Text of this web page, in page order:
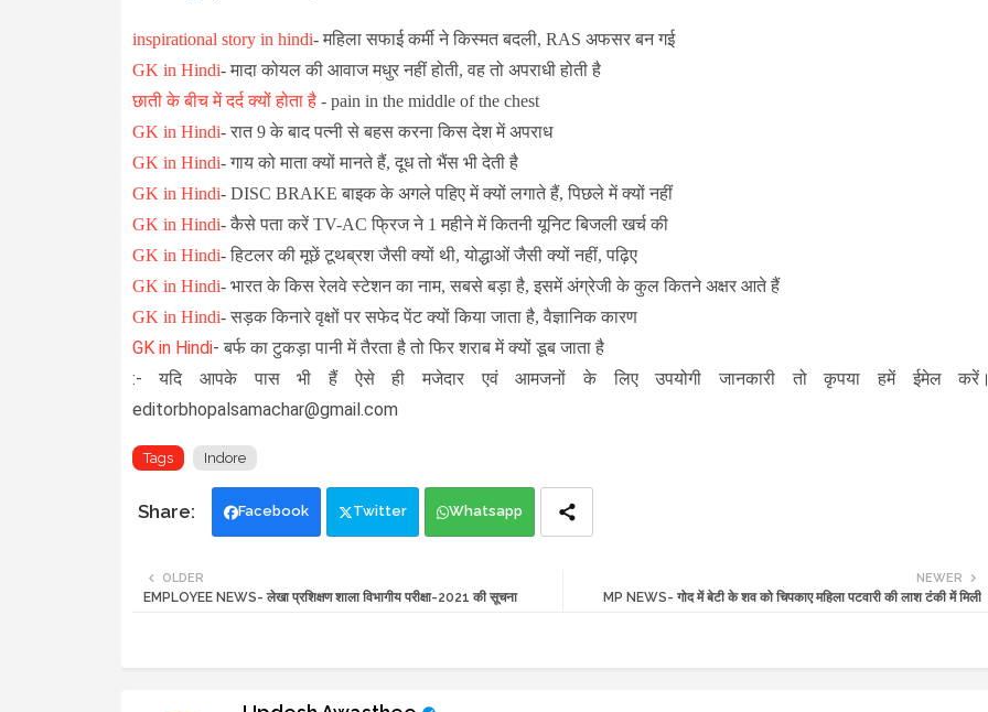
inspirational story in hindi- महिला सफाई कर्मी ने किस्मत बदली, RAS अफसर बन गई
GK in Hindi- मादा कोयल की आवाज मधुर नहीं होती, वह तो अपराधी होती है
छाती के बीच में दर्द क्यों होता है- pain in the middle of the chest
GK in Hindi- रात 9 के बाद पत्नी से बहस करना किस देश में अपराध
GK in Hindi- गाय को माता क्यों मानते हैं, दूध तो भैंस भी देती है
GK in Hindi- DISC BRAKE बाइक के अगले पहिए में क्यों लगाते हैं, पिछले में क्यों नहीं
GK in Hindi- कैसे पता करें TV-AC फ्रिज ने 1 महीने में कितनी यूनिट बिजली खर्च की
GK in Hindi- हिटलर की मूछें टूथब्रश जैसी क्यों थी, योद्धाओं जैसी क्यों नहीं, पढ़िए
GK in Hindi- भारत के किस रेलवे स्टेशन का नाम, सबसे बड़ा है, इसमें अंग्रेजी के कुल कितने अक्षर आते हैं
GK in Hindi- सड़क किनारे वृक्षों पर सफेद पेंट क्यों किया जाता है, वैज्ञानिक कारण
GK in Hindi- बर्फ का टुकड़ा पानी में तैरता है तो फिर शराब में क्यों डूब जाता है
:- यदि आपके पास भी हैं ऐसे ही मजेदार एवं आमजनों के लिए उपयोगी जानकारी तो कृपया हमें ईमेल
editorbhopalsamachar@gmail.com
Tags Indore
Facebook Twitter Whatsapp
NEWER
MP NEWS- गोद में बेटी के शव को चिपकाए महिला पटवारी की लाश टंकी में मिली
OLDER
EMPLOYEE NEWS- लेखा प्रशिक्षण शाला विभागीय परीक्षा-2021 की सूचना